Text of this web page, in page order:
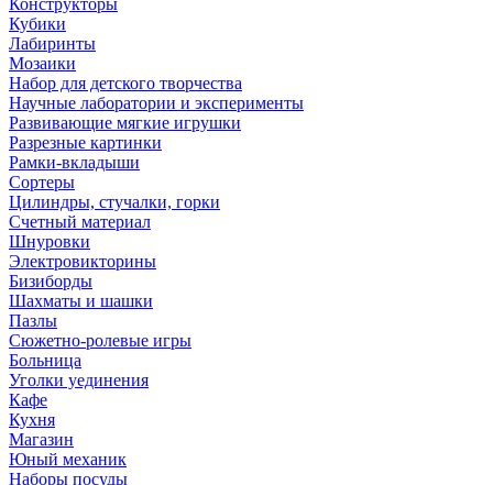
Конструкторы
Кубики
Лабиринты
Мозаики
Набор для детского творчества
Научные лаборатории и эксперименты
Развивающие мягкие игрушки
Разрезные картинки
Рамки-вкладыши
Сортеры
Цилиндры, стучалки, горки
Счетный материал
Шнуровки
Электровикторины
Бизиборды
Шахматы и шашки
Пазлы
Сюжетно-ролевые игры
Больница
Уголки уединения
Кафе
Кухня
Магазин
Юный механик
Наборы посуды